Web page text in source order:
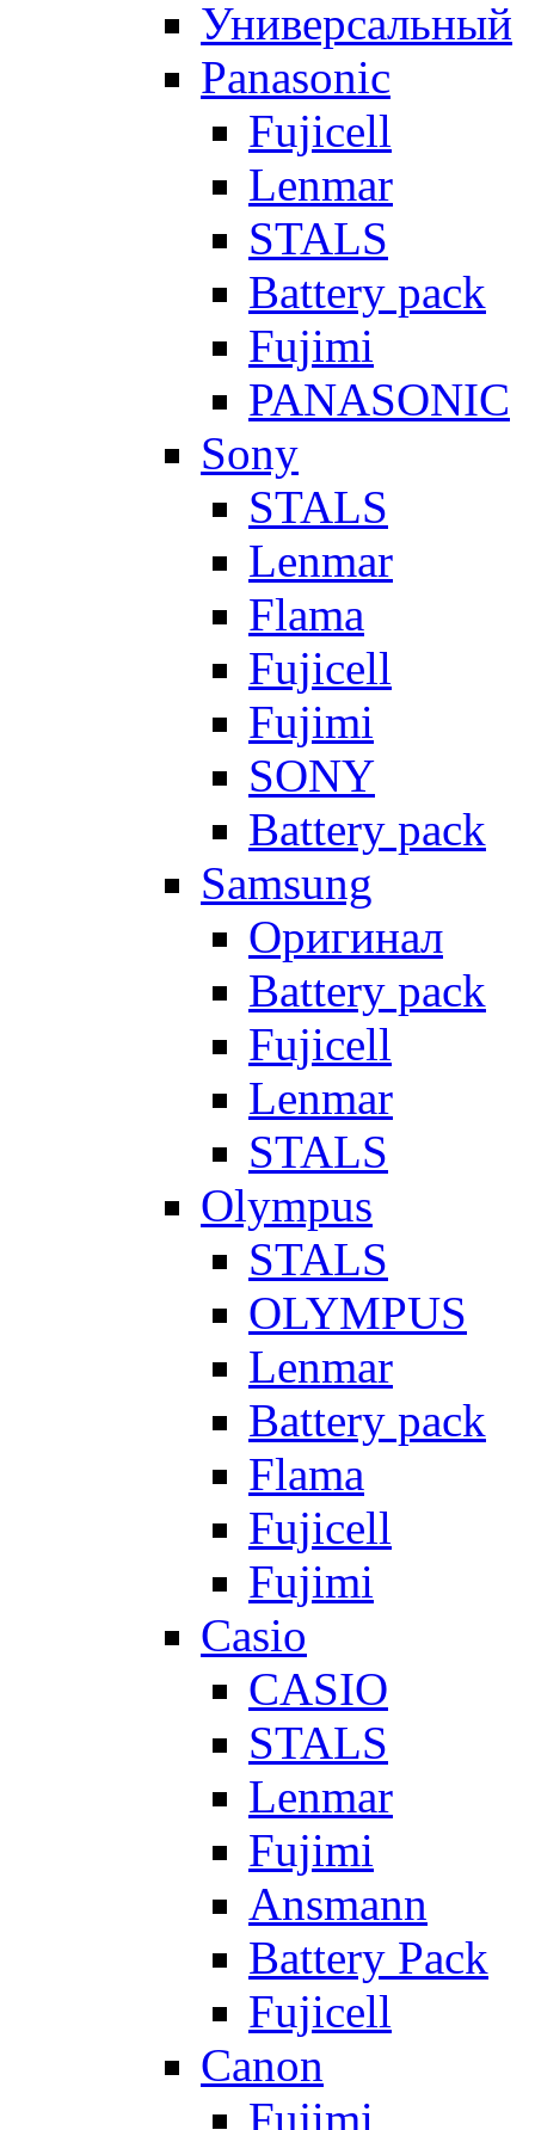
Универсальный
Panasonic
Fujicell
Lenmar
STALS
Battery pack
Fujimi
PANASONIC
Sony
STALS
Lenmar
Flama
Fujicell
Fujimi
SONY
Battery pack
Samsung
Оригинал
Battery pack
Fujicell
Lenmar
STALS
Olympus
STALS
OLYMPUS
Lenmar
Battery pack
Flama
Fujicell
Fujimi
Casio
CASIO
STALS
Lenmar
Fujimi
Ansmann
Battery Pack
Fujicell
Canon
Fujimi